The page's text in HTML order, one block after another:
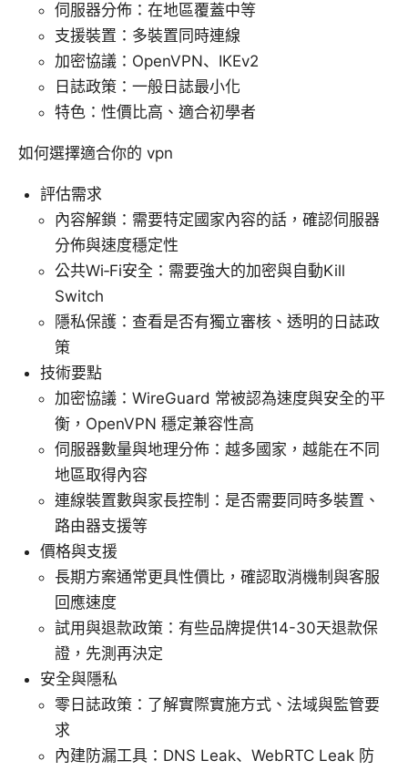
伺服器分佈：在地區覆蓋中等
支援裝置：多裝置同時連線
加密協議：OpenVPN、IKEv2
日誌政策：一般日誌最小化
特色：性價比高、適合初學者
如何選擇適合你的 vpn
評估需求
內容解鎖：需要特定國家內容的話，確認伺服器
分佈與速度穩定性
公共Wi‑Fi安全：需要強大的加密與自動Kill
Switch
隱私保護：查看是否有獨立審核、透明的日誌政
策
技術要點
加密協議：WireGuard 常被認為速度與安全的平
衡，OpenVPN 穩定兼容性高
伺服器數量與地理分佈：越多國家，越能在不同
地區取得內容
連線裝置數與家長控制：是否需要同時多裝置、
路由器支援等
價格與支援
長期方案通常更具性價比，確認取消機制與客服
回應速度
試用與退款政策：有些品牌提供14-30天退款保
證，先測再決定
安全與隱私
零日誌政策：了解實際實施方式、法域與監管要
求
內建防漏工具：DNS Leak、WebRTC Leak 防